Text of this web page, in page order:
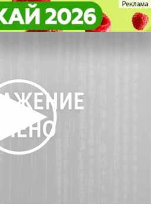
Ломова задыхаются
запаха
Ломова задыхаются
запаха
и курсы
Пензе